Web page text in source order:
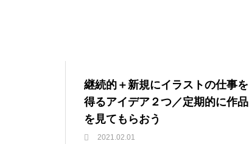
継続的＋新規にイラストの仕事を
得るアイデア２つ／定期的に作品
を見てもらおう
2021.02.01